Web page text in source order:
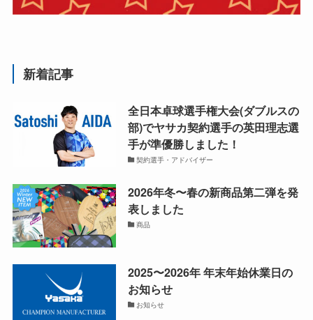
新着記事
全日本卓球選手権大会(ダブルスの
部)でヤサカ契約選手の英田理志選
手が準優勝しました！
契約選手・アドバイザー
2026年冬〜春の新商品第二弾を発
表しました
商品
2025〜2026年 年末年始休業日の
お知らせ
お知らせ